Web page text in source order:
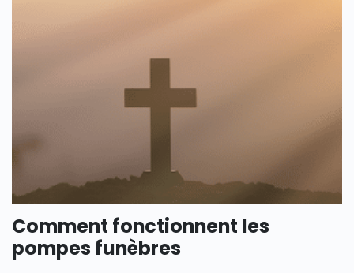
TOUS LES THÈMES
Comment fonctionnent les
pompes funèbres